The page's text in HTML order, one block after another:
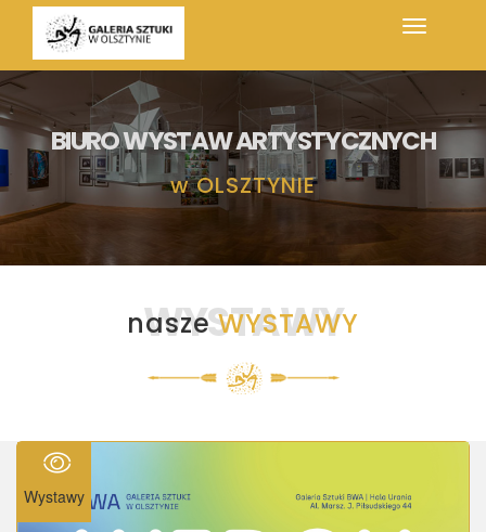
BIURO WYSTAW ARTYSTYCZNYCH
w OLSZTYNIE
WYSTAWY
naszeWYSTAWY
Wystawy